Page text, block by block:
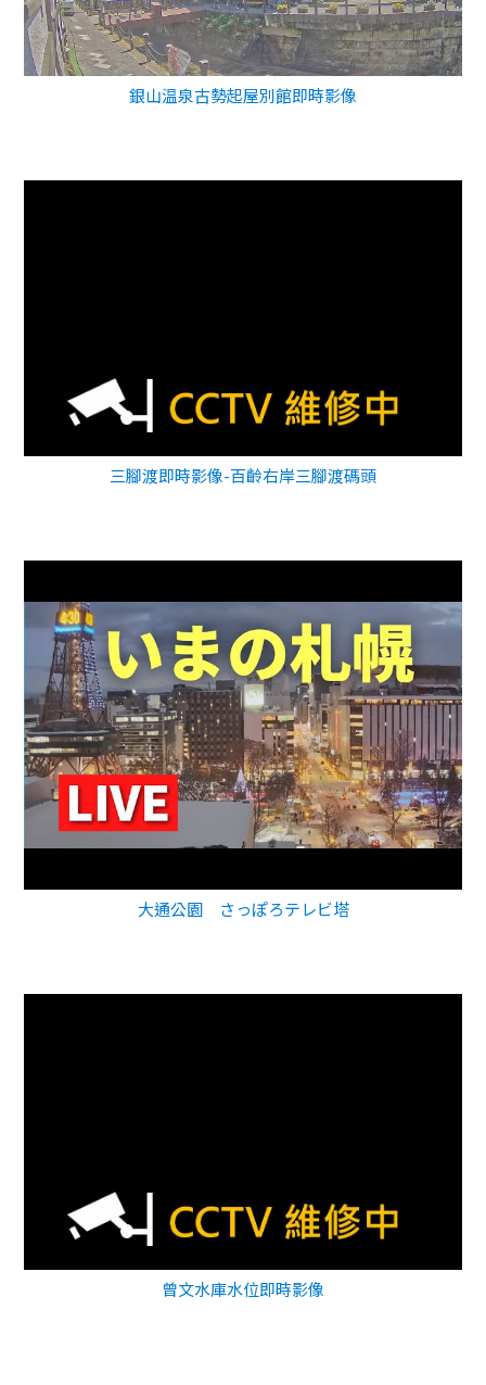
銀山温泉古勢起屋別館即時影像
三腳渡即時影像-百齡右岸三腳渡碼頭
大通公園 さっぽろテレビ塔
曾文水庫水位即時影像